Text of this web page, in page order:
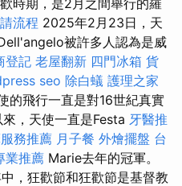
時期，是2月之間舉行的羅
流程 2025年2月23日，天
被許多人認為是威
登記 老屋翻新 四門冰箱 貨
seo 除白蟻 護理之家
的飛行一直是對16世紀真實
，天使一直是Festa 牙醫推
務推薦 月子餐 外燴擺盤 台
業推薦 Marie去年的冠軍。
，狂歡節和狂歡節是基督教